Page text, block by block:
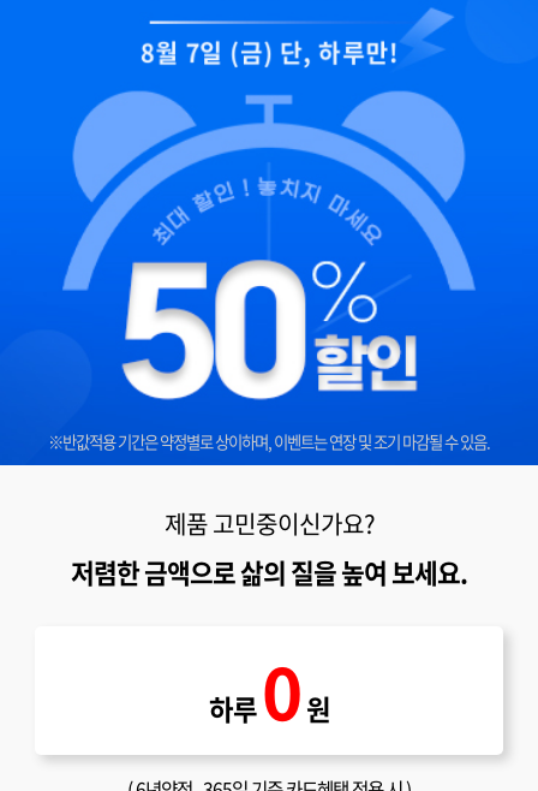
8월 7일 (금) 단, 하루만!
※반값적용 기간은 약정별로 상이하며, 이벤트는 연장 및 조기 마감될 수 있음.
제품 고민중이신가요?
저렴한 금액으로 삶의 질을 높여 보세요.
하루0원